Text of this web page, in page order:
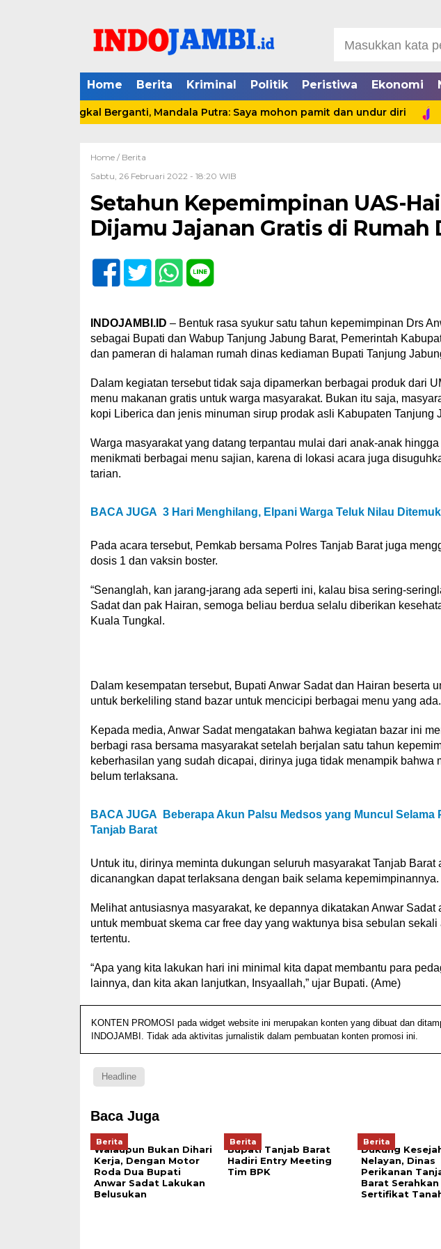
Home Berita Kriminal Politik Peristiwa Ekonomi
Kuala Tungkal Berganti, Mandala Putra: Saya mohon pamit dan undur diri
Home / Berita
Sabtu, 26 Februari 2022 - 18:20 WIB
Setahun Kepemimpinan UAS-
Dijamu Jajanan Gratis di Rumah
INDOJAMBI.ID – Bentuk rasa syukur satu tahun kepemimpinan Drs
sebagai Bupati dan Wabup Tanjung Jabung Barat, Pemerintah
dan pameran di halaman rumah dinas kediaman Bupati Tanjung
Dalam kegiatan tersebut tidak saja dipamerkan berbagai produk dari
menu makanan gratis untuk warga masyarakat. Bukan itu saja,
kopi Liberica dan jenis minuman sirup prodak asli Kabupaten Tanjung
Warga masyarakat yang datang terpantau mulai dari anak-anak
menikmati berbagai menu sajian, karena di lokasi acara juga
tarian.
BACA JUGA 3 Hari Menghilang, Elpani Warga Teluk Nilau
Pada acara tersebut, Pemkab bersama Polres Tanjab Barat juga
dosis 1 dan vaksin boster.
“Senanglah, kan jarang-jarang ada seperti ini, kalau bisa sering-
Sadat dan pak Hairan, semoga beliau berdua selalu diberikan
Kuala Tungkal.
Dalam kesempatan tersebut, Bupati Anwar Sadat dan Hairan beserta
untuk berkeliling stand bazar untuk mencicipi berbagai menu yang ada.
Kepada media, Anwar Sadat mengatakan bahwa kegiatan bazar ini
berbagi rasa bersama masyarakat setelah berjalan satu tahun
keberhasilan yang sudah dicapai, dirinya juga tidak menampik bahwa
belum terlaksana.
BACA JUGA
Beberapa Akun Palsu Medsos yang Muncul Selama
Tanjab Barat
Untuk itu, dirinya meminta dukungan seluruh masyarakat Tanjab Barat
dicanangkan dapat terlaksana dengan baik selama kepemimpinannya.
Melihat antusiasnya masyarakat, ke depannya dikatakan Anwar
untuk membuat skema car free day yang waktunya bisa sebulan
tertentu.
“Apa yang kita lakukan hari ini minimal kita dapat membantu para
lainnya, dan kita akan lanjutkan, Insyaallah,” ujar Bupati. (Ame)
KONTEN PROMOSI pada widget website ini merupakan konten yang dibuat dan
INDOJAMBI. Tidak ada aktivitas jurnalistik dalam pembuatan konten promosi ini.
Headline
Baca Juga
Berita
Walaupun Bukan Dihari
Kerja, Dengan Motor
Roda Dua Bupati
Anwar Sadat Lakukan
Belusukan
Berita
Bupati Tanjab Barat
Hadiri Entry Meeting
Tim BPK
Berita
Dukung
Nelayan, Dinas
Perikanan
Barat
Sertifikat